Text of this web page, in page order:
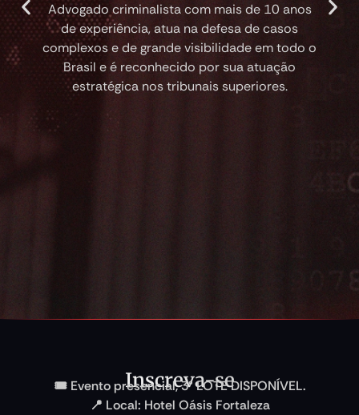
Advogado criminalista com mais de 10 anos
de experiência, atua na defesa de casos
complexos e de grande visibilidade em todo o
Brasil e é reconhecido por sua atuação
estratégica nos tribunais superiores.
Inscreva-se
🎟️ Evento presencial, 3° LOTE DISPONÍVEL.
📍 Local: Hotel Oásis Fortaleza